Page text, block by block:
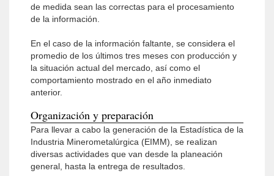
de medida sean las correctas para el procesamiento
de la información.
En el caso de la información faltante, se considera el
promedio de los últimos tres meses con producción y
la situación actual del mercado, así como el
comportamiento mostrado en el año inmediato
anterior.
Organización y preparación
Para llevar a cabo la generación de la Estadística de la
Industria Minerometalúrgica (EIMM), se realizan
diversas actividades que van desde la planeación
general, hasta la entrega de resultados.